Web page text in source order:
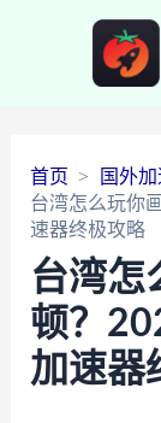
首页
国外
台湾怎么玩你
速器终极攻略
台湾怎
顿？
加速器